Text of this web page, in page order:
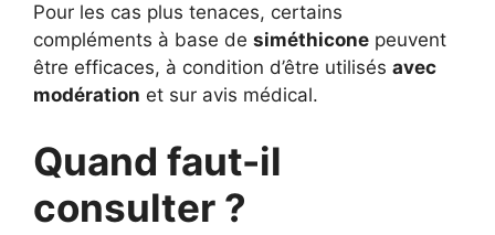
Pour les cas plus tenaces, certains
compléments à base de siméthicone peuvent
être efficaces, à condition d’être utilisés avec
modération et sur avis médical.
Quand faut-il
consulter ?